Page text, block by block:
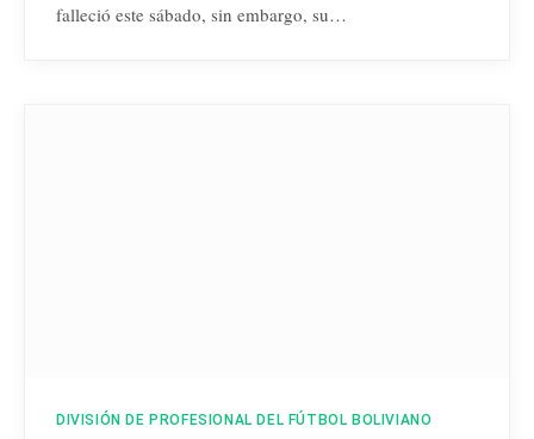
falleció este sábado, sin embargo, su…
DIVISIÓN DE PROFESIONAL DEL FÚTBOL BOLIVIANO